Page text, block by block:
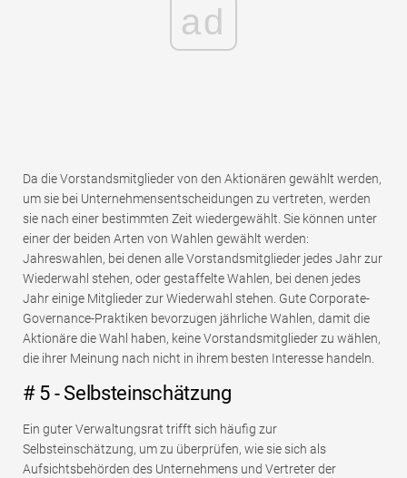
ad
Da die Vorstandsmitglieder von den Aktionären gewählt werden,
um sie bei Unternehmensentscheidungen zu vertreten, werden
sie nach einer bestimmten Zeit wiedergewählt. Sie können unter
einer der beiden Arten von Wahlen gewählt werden:
Jahreswahlen, bei denen alle Vorstandsmitglieder jedes Jahr zur
Wiederwahl stehen, oder gestaffelte Wahlen, bei denen jedes
Jahr einige Mitglieder zur Wiederwahl stehen. Gute Corporate-
Governance-Praktiken bevorzugen jährliche Wahlen, damit die
Aktionäre die Wahl haben, keine Vorstandsmitglieder zu wählen,
die ihrer Meinung nach nicht in ihrem besten Interesse handeln.
# 5 - Selbsteinschätzung
Ein guter Verwaltungsrat trifft sich häufig zur
Selbsteinschätzung, um zu überprüfen, wie sie sich als
Aufsichtsbehörden des Unternehmens und Vertreter der